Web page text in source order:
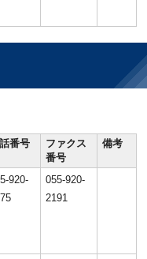
番号
ファクス
番号
備考
920-
055-920-
2191